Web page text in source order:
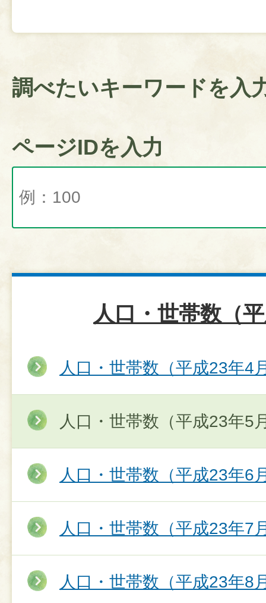
調べたいキーワードを入
ページIDを入力
人口・世帯数（
人口・世帯数（平成23年4
人口・世帯数（平成23年5
人口・世帯数（平成23年6
人口・世帯数（平成23年7
人口・世帯数（平成23年8